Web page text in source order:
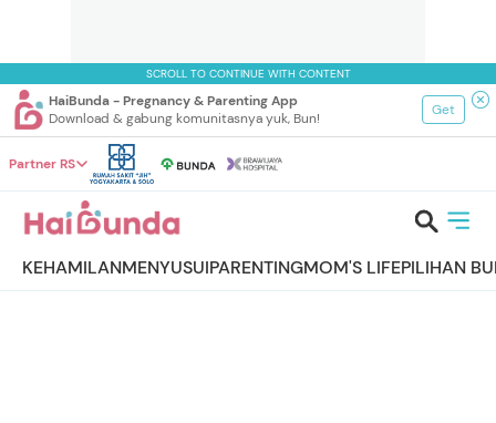
SCROLL TO CONTINUE WITH CONTENT
HaiBunda - Pregnancy & Parenting App
Download & gabung komunitasnya yuk, Bun!
Get
Partner RS
KEHAMILANMENYUSUIPARENTINGMOM'S LIFEPILIHAN